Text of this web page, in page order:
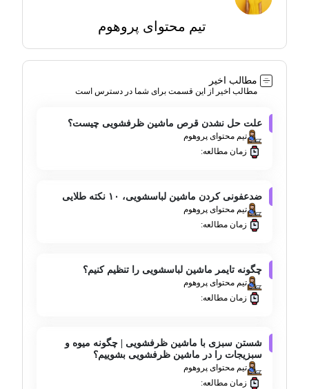
تیم محتوای پروهوم
مطالب اخیر
مطالب اخیر از این قسمت برای شما در دسترس است
علت حل نشدن قرص ماشین ظرفشویی چیست؟
تیم محتوای پروهوم
زمان مطالعه:
ضدعفونی کردن ماشین لباسشویی، ۱۰ نکته طلایی
تیم محتوای پروهوم
زمان مطالعه:
چگونه تایمر ماشین لباسشویی را تنظیم کنیم؟
تیم محتوای پروهوم
زمان مطالعه:
شستن سبزی با ماشین ظرفشویی | چگونه میوه و
سبزیجات را در ماشین ظرفشویی بشوییم؟
تیم محتوای پروهوم
زمان مطالعه: